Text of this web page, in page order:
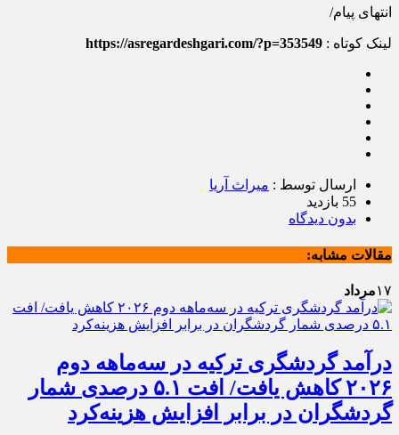
انتهای پیام/
لینک کوتاه : https://asregardeshgari.com/?p=353549
ارسال توسط : میراث آریا
55 بازدید
بدون دیدگاه
مقالات مشابه:
۱۷مرداد
درآمد گردشگری ترکیه در سه‌ماهه دوم
۲۰۲۶ کاهش یافت/ افت ۵.۱ درصدی شمار
گردشگران در برابر افزایش هزینه‌کرد